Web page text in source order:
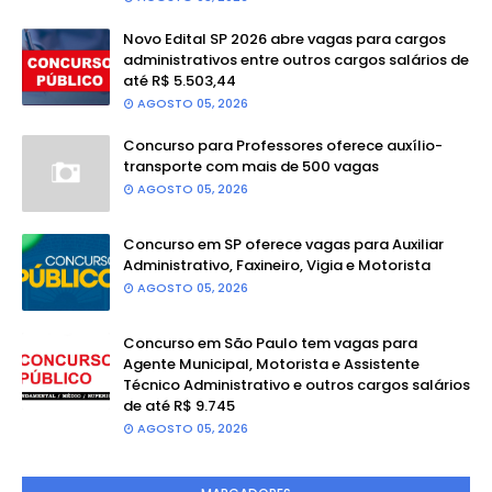
Novo Edital SP 2026 abre vagas para cargos
administrativos entre outros cargos salários de
até R$ 5.503,44
AGOSTO 05, 2026
Concurso para Professores oferece auxílio-
transporte com mais de 500 vagas
AGOSTO 05, 2026
Concurso em SP oferece vagas para Auxiliar
Administrativo, Faxineiro, Vigia e Motorista
AGOSTO 05, 2026
Concurso em São Paulo tem vagas para
Agente Municipal, Motorista e Assistente
Técnico Administrativo e outros cargos salários
de até R$ 9.745
AGOSTO 05, 2026